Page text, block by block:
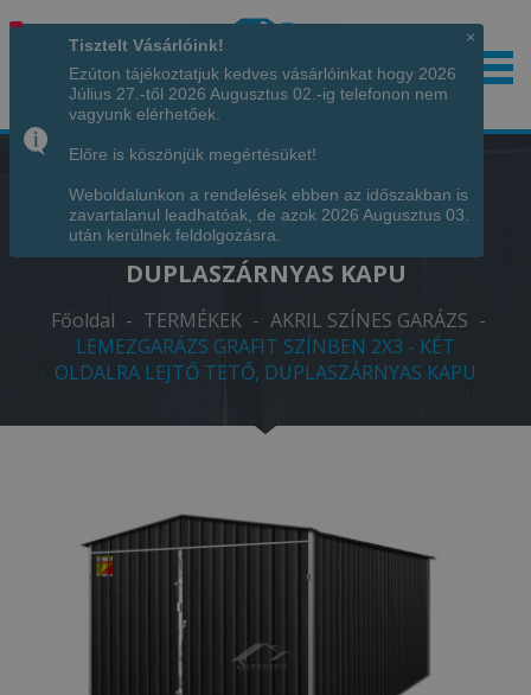
Hívjon minket!+36 70 7342034
LEMEZGARÁZS GRAFIT SZÍNBEN 2X3 -
KÉT OLDALRA LEJTŐ TETŐ,
DUPLASZÁRNYAS KAPU
Főoldal - TERMÉKEK - AKRIL SZÍNES GARÁZS -
LEMEZGARÁZS GRAFIT SZÍNBEN 2X3 - KÉT
OLDALRA LEJTŐ TETŐ, DUPLASZÁRNYAS KAPU
×
Tisztelt Vásárlóink!
Ezúton tájékoztatjuk kedves vásárlóinkat hogy 2026
Július 27.-től 2026 Augusztus 02.-ig telefonon nem
vagyunk elérhetőek.
Előre is köszönjük megértésüket!
Weboldalunkon a rendelések ebben az időszakban is
zavartalanul leadhatóak, de azok 2026 Augusztus 03.
után kerülnek feldolgozásra.